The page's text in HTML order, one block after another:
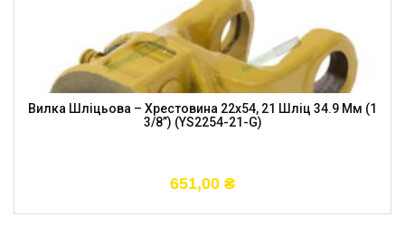
Вилка Шліцьова – Хрестовина 22х54, 21 Шліц 34.9 Мм (1
3/8”) (YS2254-21-G)
651,00 ₴